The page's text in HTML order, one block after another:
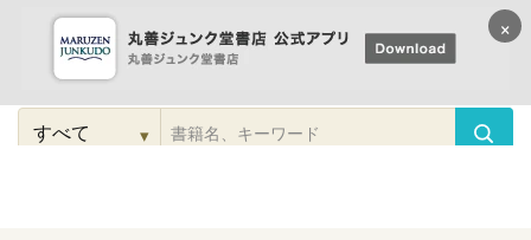
コンテンツに
進む
検
▾
×